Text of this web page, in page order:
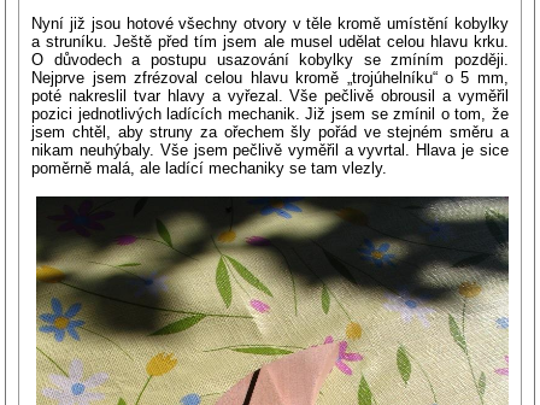
Nyní již jsou hotové všechny otvory v těle kromě umístění kobylky
a struníku. Ještě před tím jsem ale musel udělat celou hlavu krku.
O důvodech a postupu usazování kobylky se zmíním později.
Nejprve jsem zfrézoval celou hlavu kromě „trojúhelníku“ o 5 mm,
poté nakreslil tvar hlavy a vyřezal. Vše pečlivě obrousil a vyměřil
pozici jednotlivých ladících mechanik. Již jsem se zmínil o tom, že
jsem chtěl, aby struny za ořechem šly pořád ve stejném směru a
nikam neuhýbaly. Vše jsem pečlivě vyměřil a vyvrtal. Hlava je sice
poměrně malá, ale ladící mechaniky se tam vlezly.